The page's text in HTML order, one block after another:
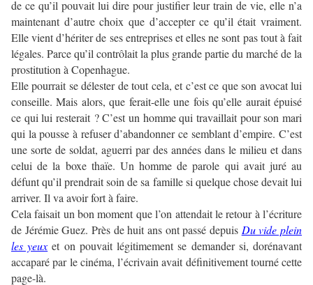
de ce qu’il pouvait lui dire pour justifier leur train de vie, elle n’a
maintenant d’autre choix que d’accepter ce qu’il était vraiment.
Elle vient d’hériter de ses entreprises et elles ne sont pas tout à fait
légales. Parce qu’il contrôlait la plus grande partie du marché de la
prostitution à Copenhague.
Elle pourrait se délester de tout cela, et c’est ce que son avocat lui
conseille. Mais alors, que ferait-elle une fois qu’elle aurait épuisé
ce qui lui resterait ? C’est un homme qui travaillait pour son mari
qui la pousse à refuser d’abandonner ce semblant d’empire. C’est
une sorte de soldat, aguerri par des années dans le milieu et dans
celui de la boxe thaïe. Un homme de parole qui avait juré au
défunt qu’il prendrait soin de sa famille si quelque chose devait lui
arriver. Il va avoir fort à faire.
Cela faisait un bon moment que l’on attendait le retour à l’écriture
de Jérémie Guez. Près de huit ans ont passé depuis Du vide plein
les yeux et on pouvait légitimement se demander si, dorénavant
accaparé par le cinéma, l’écrivain avait définitivement tourné cette
page-là.